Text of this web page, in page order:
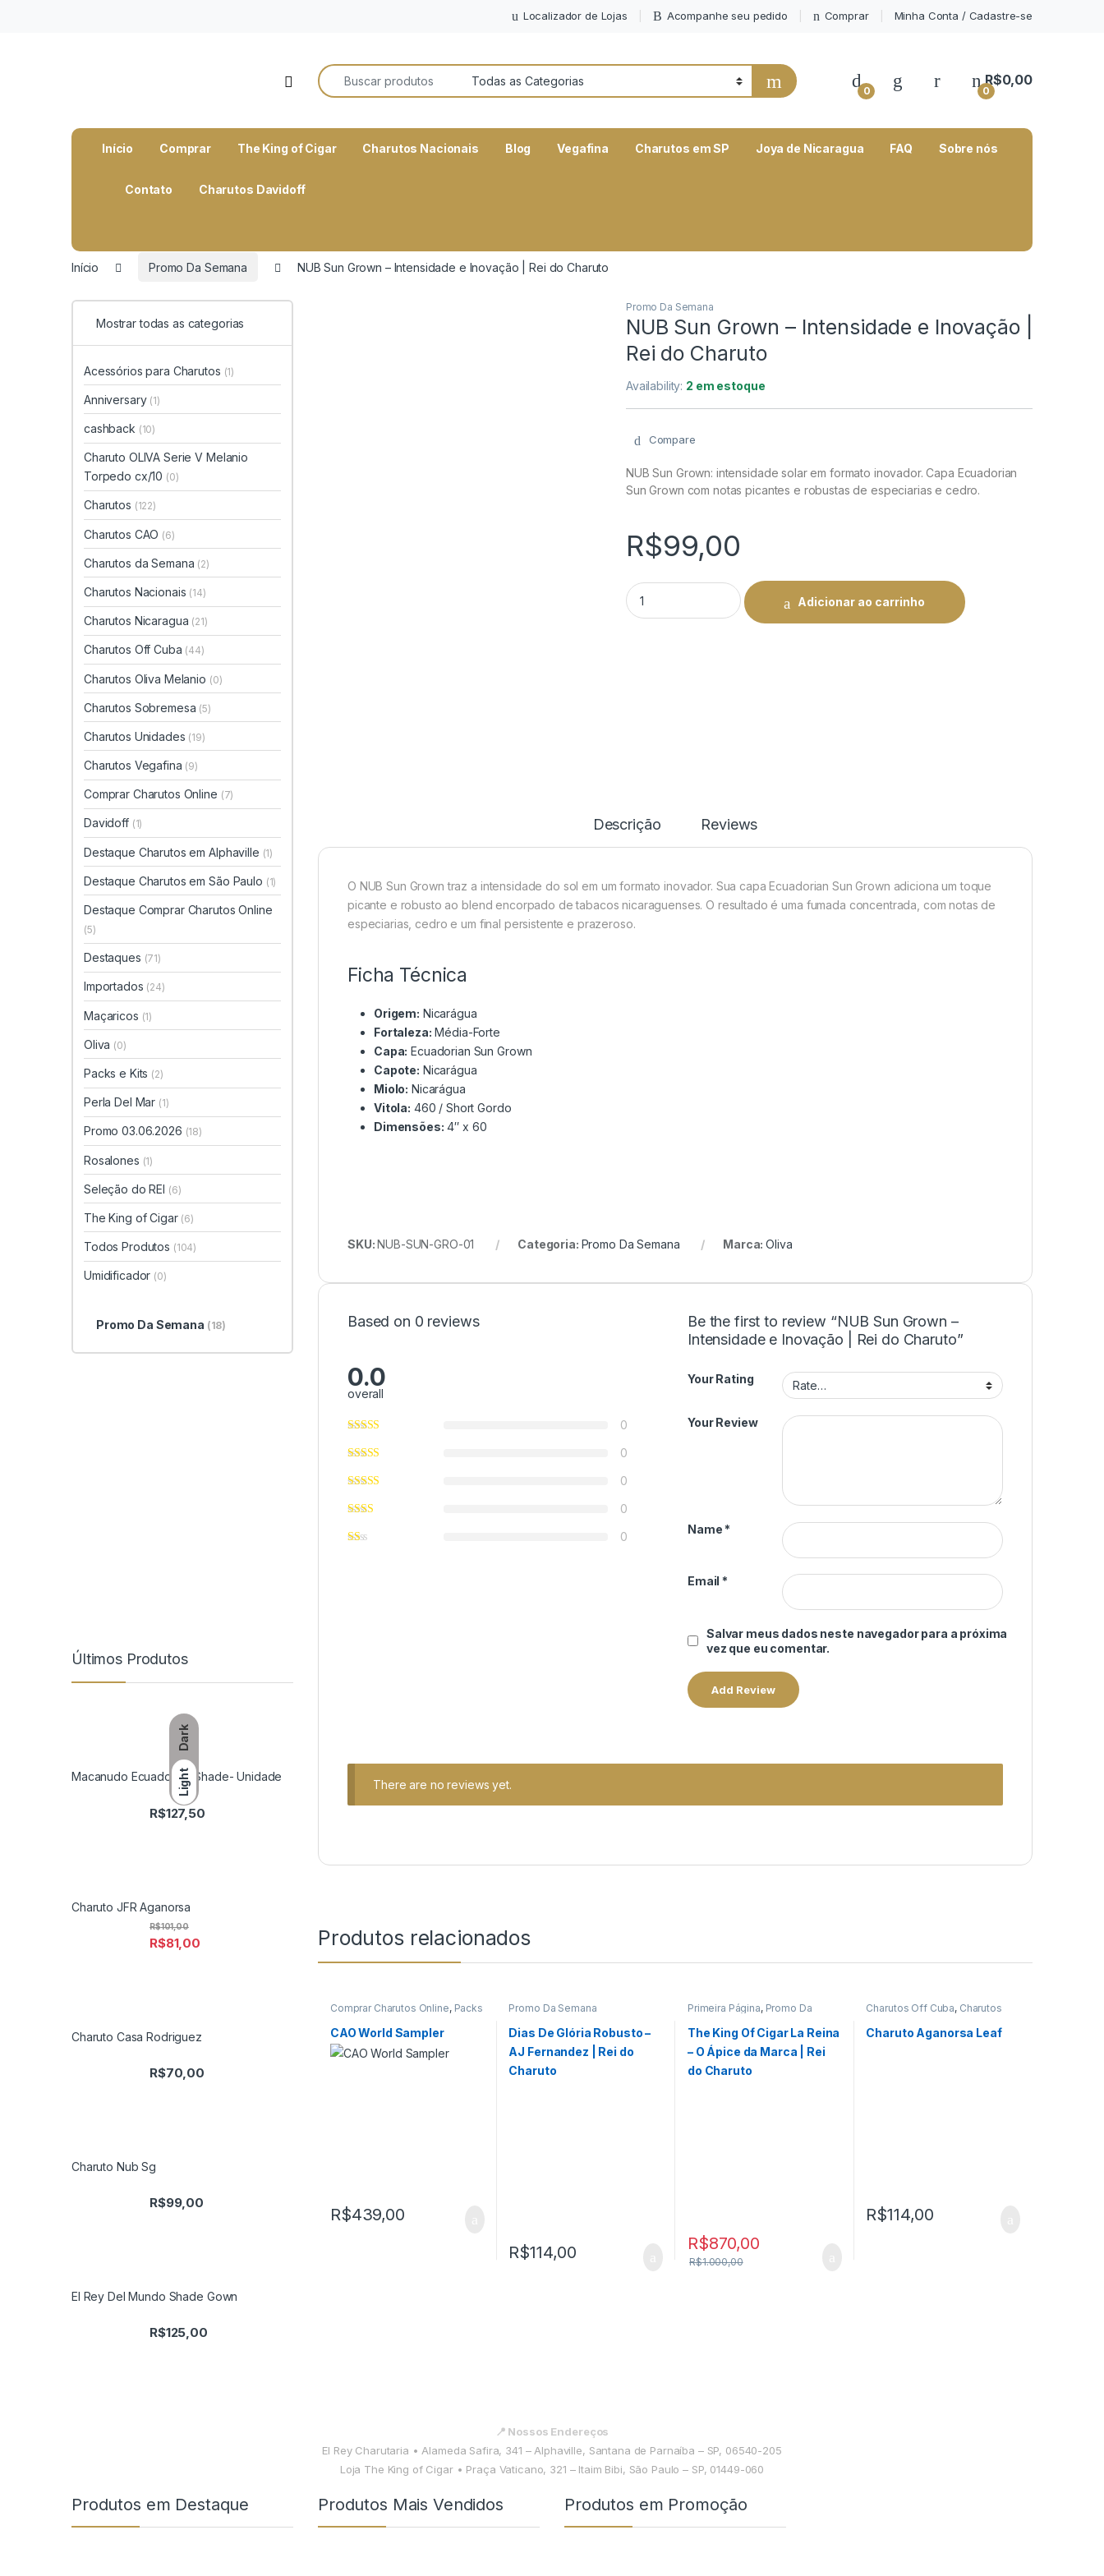
Dark
Light
Localizador de Lojas Acompanhe seu pedido Comprar Minha Conta / Cadastre-se
Open
Search for:
0
My Account
0
R$0,00
Início Comprar The King of Cigar Charutos Nacionais Blog Vegafina Charutos em SP Joya de Nicaragua FAQ Sobre nós
Contato Charutos Davidoff
Início Promo Da Semana NUB Sun Grown – Intensidade e Inovação | Rei do Charuto
Promo Da Semana
NUB Sun Grown – Intensidade e Inovação |
Rei do Charuto
Availability: 2 em estoque
Compare
NUB Sun Grown: intensidade solar em formato inovador. Capa Ecuadorian
Sun Grown com notas picantes e robustas de especiarias e cedro.
R$99,00
NUB Sun Grown - Intensidade e Inovação | Rei do Charuto quantity
Adicionar ao carrinho
Descrição Reviews
O NUB Sun Grown traz a intensidade do sol em um formato inovador. Sua capa Ecuadorian Sun Grown adiciona um toque
picante e robusto ao blend encorpado de tabacos nicaraguenses. O resultado é uma fumada concentrada, com notas de
especiarias, cedro e um final persistente e prazeroso.
Ficha Técnica
Origem: Nicarágua
Fortaleza: Média-Forte
Capa: Ecuadorian Sun Grown
Capote: Nicarágua
Miolo: Nicarágua
Vitola: 460 / Short Gordo
Dimensões: 4″ x 60
SKU:NUB-SUN-GRO-01 Categoria: Promo Da Semana Marca:Oliva
Based on 0 reviews
0.0
overall
0
0
0
0
0
Be the first to review “NUB Sun Grown –
Intensidade e Inovação | Rei do Charuto”
Your Rating
Your Review
Name *
Email *
Salvar meus dados neste navegador para a próxima
vez que eu comentar.
There are no reviews yet.
Produtos relacionados
Comprar Charutos Online, Packs
da Semana
Primeira Página
Promo Da Semana
CAO World Sampler
R$439,00
Promo Da Semana
Dias De Glória Robusto –
AJ Fernandez | Rei do
Charuto
R$114,00
Primeira Página, Promo Da
Seleção do REI
The King Of Cigar La Reina
– O Ápice da Marca | Rei
do Charuto
R$870,00
R$1.000,00
Charutos Off Cuba, Charutos
Primeira Página
Promo Da Semana
Charuto Aganorsa Leaf
R$114,00
Mostrar todas as categorias
Acessórios para Charutos (1)
Anniversary (1)
cashback (10)
Charuto OLIVA Serie V Melanio
Torpedo cx/10 (0)
Charutos (122)
Charutos CAO (6)
Charutos da Semana (2)
Charutos Nacionais (14)
Charutos Nicaragua (21)
Charutos Off Cuba (44)
Charutos Oliva Melanio (0)
Charutos Sobremesa (5)
Charutos Unidades (19)
Charutos Vegafina (9)
Comprar Charutos Online (7)
Davidoff (1)
Destaque Charutos em Alphaville (1)
Destaque Charutos em São Paulo (1)
Destaque Comprar Charutos Online
(5)
Destaques (71)
Importados (24)
Maçaricos (1)
Oliva (0)
Packs e Kits (2)
Perla Del Mar (1)
Promo 03.06.2026 (18)
Rosalones (1)
Seleção do REI (6)
The King of Cigar (6)
Todos Produtos (104)
Umidificador (0)
Promo Da Semana (18)
Últimos Produtos
Macanudo Ecuadorian Shade- Unidade
R$127,50
Charuto JFR Aganorsa
R$81,00
R$101,00
Charuto Casa Rodriguez
R$70,00
Charuto Nub Sg
R$99,00
El Rey Del Mundo Shade Gown
R$125,00
📍 Nossos Endereços
El Rey Charutaria • Alameda Safira, 341 – Alphaville, Santana de Parnaíba – SP, 06540-205
Loja The King of Cigar • Praça Vaticano, 321 – Itaim Bibi, São Paulo – SP, 01449-060
Produtos em Destaque Produtos Mais Vendidos Produtos em Promoção